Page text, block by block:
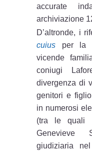
accurate
archiviazione
D’altronde, i
cuius per la
vicende
coniugi
divergenza di
genitori e
in numerosi
(tra le quali
Genevieve
giudiziaria